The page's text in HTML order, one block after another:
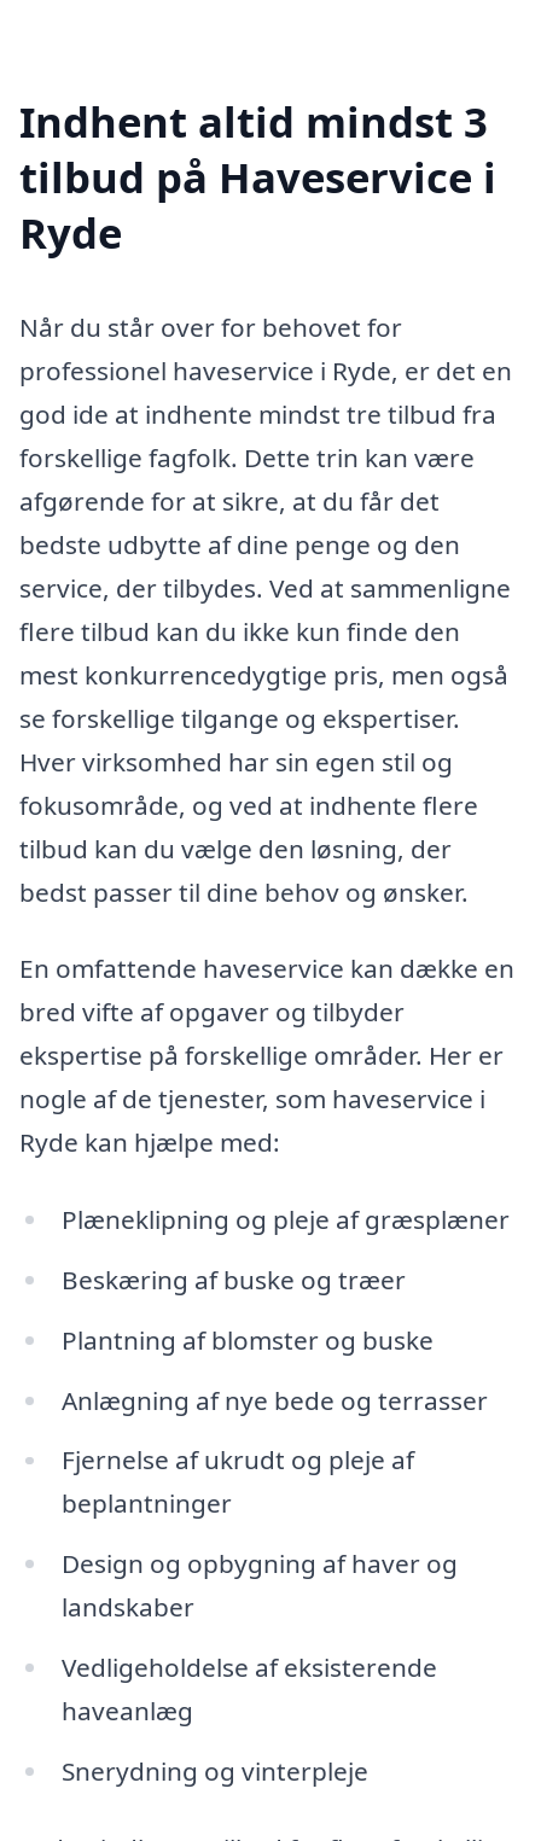
Indhent altid mindst 3
tilbud på Haveservice i
Ryde
Når du står over for behovet for
professionel haveservice i Ryde, er det en
god ide at indhente mindst tre tilbud fra
forskellige fagfolk. Dette trin kan være
afgørende for at sikre, at du får det
bedste udbytte af dine penge og den
service, der tilbydes. Ved at sammenligne
flere tilbud kan du ikke kun finde den
mest konkurrencedygtige pris, men også
se forskellige tilgange og ekspertiser.
Hver virksomhed har sin egen stil og
fokusområde, og ved at indhente flere
tilbud kan du vælge den løsning, der
bedst passer til dine behov og ønsker.
En omfattende haveservice kan dække en
bred vifte af opgaver og tilbyder
ekspertise på forskellige områder. Her er
nogle af de tjenester, som haveservice i
Ryde kan hjælpe med:
Plæneklipning og pleje af græsplæner
Beskæring af buske og træer
Plantning af blomster og buske
Anlægning af nye bede og terrasser
Fjernelse af ukrudt og pleje af
beplantninger
Design og opbygning af haver og
landskaber
Vedligeholdelse af eksisterende
haveanlæg
Snerydning og vinterpleje